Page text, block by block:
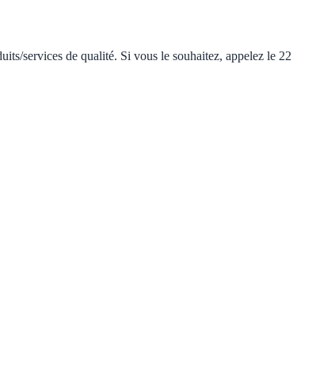
services de qualité. Si vous le souhaitez, appelez le 22